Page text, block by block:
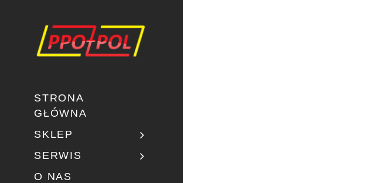
STRONA
GŁÓWNA
SKLEP
SERWIS
O NAS